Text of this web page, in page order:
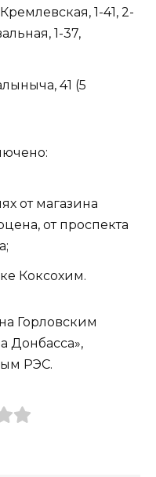
1-41, 2-
1-37,
41 (5
от магазина
от проспекта
Коксохим.
Горловским
Донбасса»,
РЭС.